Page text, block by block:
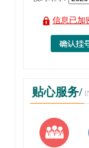
信息已加
贴心服务/